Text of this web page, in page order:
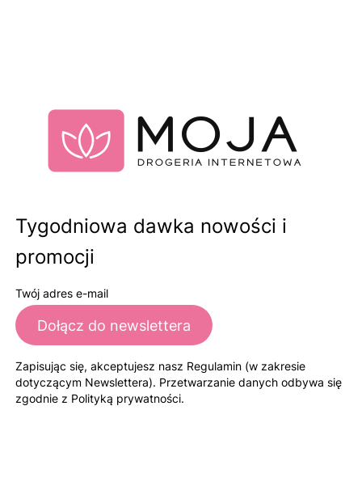
Tygodniowa dawka nowości i
promocji
Twój adres e-mail
Dołącz do newslettera
Zapisując się, akceptujesz nasz Regulamin (w zakresie
dotyczącym Newslettera). Przetwarzanie danych odbywa się
zgodnie z Polityką prywatności.